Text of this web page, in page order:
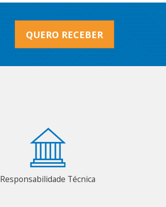
QUERO RECEBER
Responsabilidade Técnica